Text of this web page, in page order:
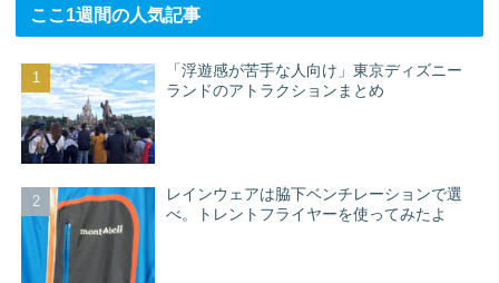
ここ1週間の人気記事
「浮遊感が苦手な人向け」東京ディズニー
ランドのアトラクションまとめ
レインウェアは脇下ベンチレーションで選
べ。トレントフライヤーを使ってみたよ